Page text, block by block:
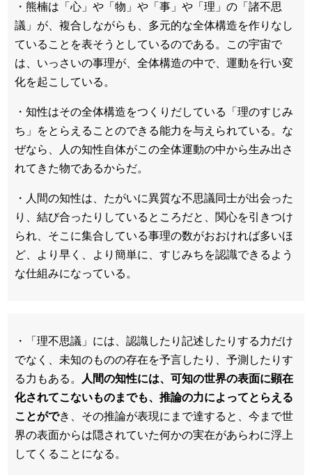
・熊楠は「心」や「物」や「事」や「理」の「諸不思
議」が、複合しながらも、多元的な全体構造を作りなし
ていることを表そうとしているのである。この宇宙で
は、いっさいの事理が、全体構造の中で、運動を行い変
化を起こしている。
・知性はその全体構造をつくりだしている「理のすじみ
ち」をとらえることのできる能力を与えられている。な
ぜなら、人の知性自体がこの全体運動の中から生み出さ
れてきた物であるからだ。
・人間の知性は、たがいに異質な不思議同士が出会った
り、結び合ったりしているところだと、関心を引きつけ
られ、そこに集合している事理の数がおおければ多いほ
ど、より早く、より簡単に、すじみちを認識できるよう
な仕組みになっている。
・「理不思議」には、認識したり記述したりする力だけ
でなく、未知のものの存在を予言したり、予測したりす
る力もある。
人間の知性には、可知の世界の表面に顕在
化されてこないものまでも、推論の力によってとらえる
ことができ、その推論が表現にまで達すると、今まで世
界の表面からは隠されていた何かの実在があらわに浮上
してくることになる。